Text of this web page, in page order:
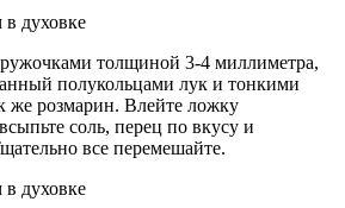
толщиной 3-4 миллиметра,
полукольцами лук и тонкими
же розмарин. Влейте ложку
соль, перец по вкусу и
все перемешайте.